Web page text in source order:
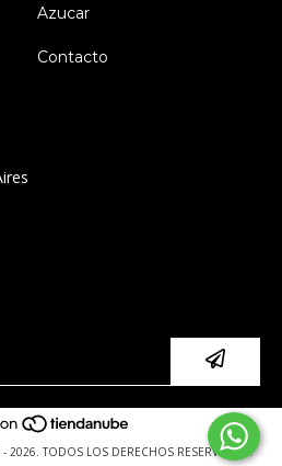
Azucar
Contacto
2026. TODOS LOS DERECHOS RESERVADOS.